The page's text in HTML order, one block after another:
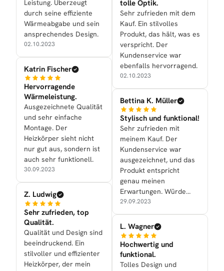
Leistung. Überzeugt
durch seine effiziente
Wärmeabgabe und sein
ansprechendes Design.
02.10.2023
Katrin Fischer
Hervorragende
Wärmeleistung.
Ausgezeichnete Qualität
und sehr einfache
Montage. Der
Heizkörper sieht nicht
nur gut aus, sondern ist
auch sehr funktionell.
30.09.2023
Z. Ludwig
Sehr zufrieden, top
Qualität.
Qualität und Design sind
beeindruckend. Ein
stilvoller und effizienter
Heizkörper, der mein
tolle Optik.
Sehr zufrieden mit dem
Kauf. Ein stilvolles
Produkt, das hält, was es
verspricht. Der
Kundenservice war
ebenfalls hervorragend.
02.10.2023
Bettina K. Müller
Stylisch und funktional!
Sehr zufrieden mit
meinem Kauf. Der
Kundenservice war
ausgezeichnet, und das
Produkt entspricht
genau meinen
Erwartungen. Würde
definitiv
weiterempfehlen.
29.09.2023
L. Wagner
Hochwertig und
funktional.
Tolles Design und